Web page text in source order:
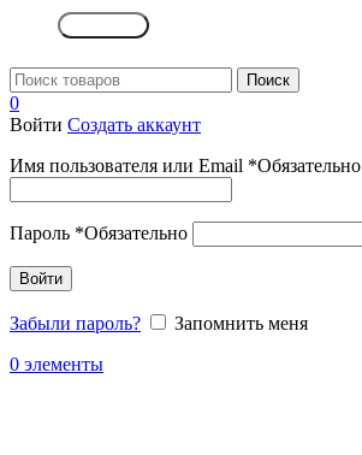
Поиск
0
Войти Создать аккаунт
Имя пользователя или Email *Обязательно
Пароль *Обязательно
Войти
Забыли пароль?
Запомнить меня
0 элементы